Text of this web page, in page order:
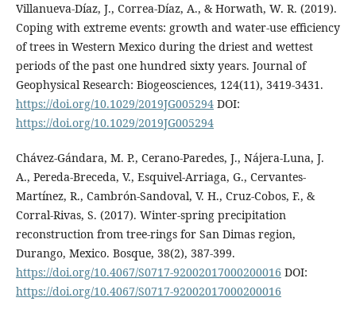
Villanueva-Díaz, J., Correa-Díaz, A., & Horwath, W. R. (2019).
Coping with extreme events: growth and water-use efficiency
of trees in Western Mexico during the driest and wettest
periods of the past one hundred sixty years. Journal of
Geophysical Research: Biogeosciences, 124(11), 3419-3431.
https://doi.org/10.1029/2019JG005294DOI:
https://doi.org/10.1029/2019JG005294
Chávez-Gándara, M. P., Cerano-Paredes, J., Nájera-Luna, J.
A., Pereda-Breceda, V., Esquivel-Arriaga, G., Cervantes-
Martínez, R., Cambrón-Sandoval, V. H., Cruz-Cobos, F., &
Corral-Rivas, S. (2017). Winter-spring precipitation
reconstruction from tree-rings for San Dimas region,
Durango, Mexico. Bosque, 38(2), 387-399.
https://doi.org/10.4067/S0717-92002017000200016 DOI:
https://doi.org/10.4067/S0717-92002017000200016